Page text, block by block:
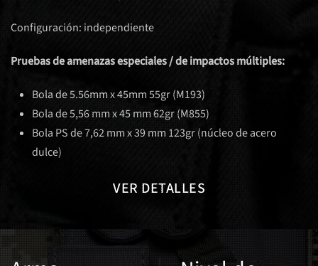
Configuración: independiente
Pruebas de amenazas especiales / de impactos múltiples:
Bola de 5.56mm x 45mm 55gr (M193)
Bola de 5,56 mm x 45 mm 62gr (M855)
Bola PS de 7,62 mm x 39 mm 123gr (núcleo de acero
dulce)
VER DETALLES